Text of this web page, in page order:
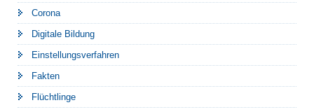
Corona
Digitale Bildung
Einstellungsverfahren
Fakten
Flüchtlinge